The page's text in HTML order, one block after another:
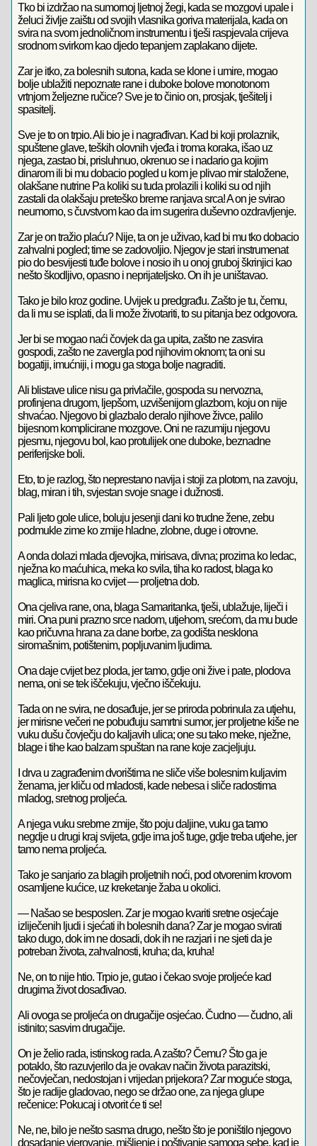
Tko bi izdržao na sumornoj ljetnoj žegi, kada se mozgovi upale i
želuci življe zaištu od svojih vlasnika goriva materijala, kada on
svira na svom jednoličnom instrumentu i tješi raspjevala crijeva
srodnom svirkom kao djedo tepanjem zaplakano dijete.
Zar je itko, za bolesnih sutona, kada se klone i umire, mogao
bolje ublažiti nepoznate rane i duboke bolove monotonom
vrtnjom željezne ručice? Sve je to činio on, prosjak, tješitelj i
spasitelj.
Sve je to on trpio. Ali bio je i nagrađivan. Kad bi koji prolaznik,
spuštene glave, teških olovnih vjeđa i troma koraka, išao uz
njega, zastao bi, prisluhnuo, okrenuo se i nadario ga kojim
dinarom ili bi mu dobacio pogled u kom je plivao mir staložene,
olakšane nutrine Pa koliki su tuda prolazili i koliki su od njih
zastali da olakšaju preteško breme ranjava srca! A on je svirao
neumorno, s čuvstvom kao da im sugerira duševno ozdravljenje.
Zar je on tražio plaću? Nije, ta on je uživao, kad bi mu tko dobacio
zahvalni pogled; time se zadovoljio. Njegov je stari instrumenat
pio do besvijesti tuđe bolove i nosio ih u onoj gruboj škrinjici kao
nešto škodljivo, opasno i neprijateljsko. On ih je uništavao.
Tako je bilo kroz godine. Uvijek u predgrađu. Zašto je tu, čemu,
da li mu se isplati, da li može životariti, to su pitanja bez odgovora.
Jer bi se mogao naći čovjek da ga upita, zašto ne zasvira
gospodi, zašto ne zavergla pod njihovim oknom; ta oni su
bogatiji, imućniji, i mogu ga stoga bolje nagraditi.
Ali blistave ulice nisu ga privlačile, gospoda su nervozna,
profinjena drugom, ljepšom, uzvišenijom glazbom, koju on nije
shvaćao. Njegovo bi glazbalo deralo njihove živce, palilo
bijesnom komplicirane mozgove. Oni ne razumiju njegovu
pjesmu, njegovu bol, kao protulijek one duboke, beznadne
periferijske boli.
Eto, to je razlog, što neprestano navija i stoji za plotom, na zavoju,
blag, miran i tih, svjestan svoje snage i dužnosti.
Pali ljeto gole ulice, boluju jesenji dani ko trudne žene, zebu
podmukle zime ko zmije hladne, zlobne, duge i otrovne.
A onda dolazi mlada djevojka, mirisava, divna; prozirna ko ledac,
nježna ko maćuhica, meka ko svila, tiha ko radost, blaga ko
maglica, mirisna ko cvijet — proljetna dob.
Ona cjeliva rane, ona, blaga Samaritanka, tješi, ublažuje, liječi i
miri. Ona puni prazno srce nadom, utjehom, srećom, da mu bude
kao pričuvna hrana za dane borbe, za godišta nesklona
siromašnim, potištenim, popljuvanim ljudima.
Ona daje cvijet bez ploda, jer tamo, gdje oni žive i pate, plodova
nema, oni se tek iščekuju, vječno iščekuju.
Tada on ne svira, ne dosađuje, jer se priroda pobrinula za utjehu,
jer mirisne večeri ne pobuđuju samrtni sumor, jer proljetne kiše ne
vuku dušu čovječju do kaljavih ulica; one su tako meke, nježne,
blage i tihe kao balzam spuštan na rane koje zacjeljuju.
I drva u zagrađenim dvorištima ne sliče više bolesnim kuljavim
ženama, jer kliču od mladosti, kade nebesa i sliče radostima
mladog, sretnog proljeća.
A njega vuku srebrne zmije, što poju daljine, vuku ga tamo
negdje u drugi kraj svijeta, gdje ima još tuge, gdje treba utjehe, jer
tamo nema proljeća.
Tako je sanjario za blagih proljetnih noći, pod otvorenim krovom
osamljene kućice, uz kreketanje žaba u okolici.
— Našao se besposlen. Zar je mogao kvariti sretne osjećaje
izliječenih ljudi i sjećati ih bolesnih dana? Zar je mogao svirati
tako dugo, dok im ne dosadi, dok ih ne razjari i ne sjeti da je
potreban života, zahvalnosti, kruha; da, kruha!
Ne, on to nije htio. Trpio je, gutao i čekao svoje proljeće kad
drugima život dosađivao.
Ali ovoga se proljeća on drugačije osjećao. Čudno — čudno, ali
istinito; sasvim drugačije.
On je želio rada, istinskog rada. A zašto? Čemu? Što ga je
potaklo, što razuvjerilo da je ovakav način života parazitski,
nečovječan, nedostojan i vrijedan prijekora? Zar moguće stoga,
što je radije gladovao, nego se držao one, za njega glupe
rečenice: Pokucaj i otvorit će ti se!
Ne, ne, bilo je nešto sasma drugo, nešto što je poništilo njegovo
dosadanje vjerovanje, mišljenje i poštivanje samoga sebe, kad je